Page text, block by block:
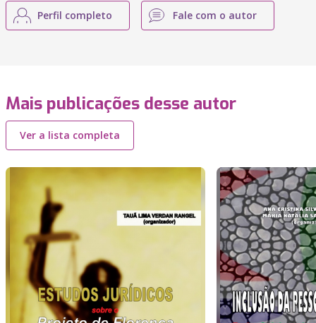
Perfil completo Fale com o autor
Mais publicações desse autor
Ver a lista completa